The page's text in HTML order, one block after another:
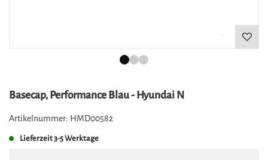
Basecap, Performance Blau - Hyundai N
Artikelnummer: HMD00582
Lieferzeit3-5 Werktage